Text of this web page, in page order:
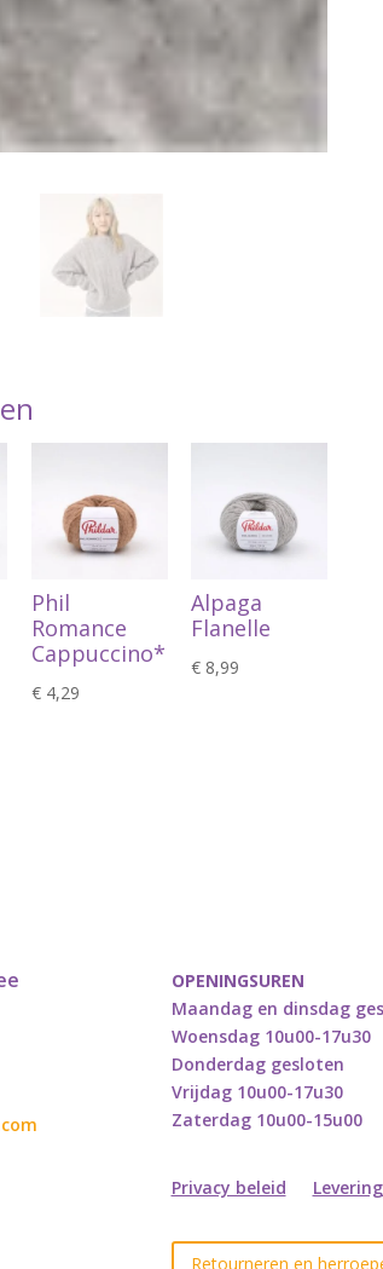
Phil
Romance
Cappuccino*
€4,29
Alpaga
Flanelle
€ 8,99
OPENINGSUREN
Maandag en dinsdag
Woensdag 10u00-17u30
Donderdag gesloten
Vrijdag 10u00-17u30
Zaterdag 10u00-15u00
Privacy beleid
Retourneren en